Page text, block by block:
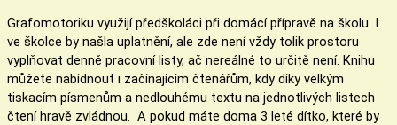
Grafomotoriku využijí předškoláci při domácí přípravě na školu. I
ve školce by našla uplatnění, ale zde není vždy tolik prostoru
vyplňovat denně pracovní listy, ač nereálné to určitě není. Knihu
můžete nabídnout i začínajícím čtenářům, kdy díky velkým
tiskacím písmenům a nedlouhému textu na jednotlivých listech
čtení hravě zvládnou. A pokud máte doma 3 leté dítko, které by